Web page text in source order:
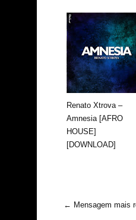
Renato Xtrova –
Amnesia [AFRO
HOUSE]
[DOWNLOAD]
← Mensagem mais